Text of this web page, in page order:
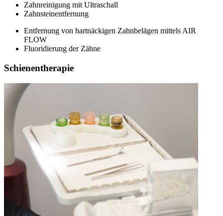
Zahnreinigung mit Ultraschall
Zahnsteinentfernung
Entfernung von hartnäckigen Zahnbelägen mittels AIR
FLOW
Fluoridierung der Zähne
Schienentherapie